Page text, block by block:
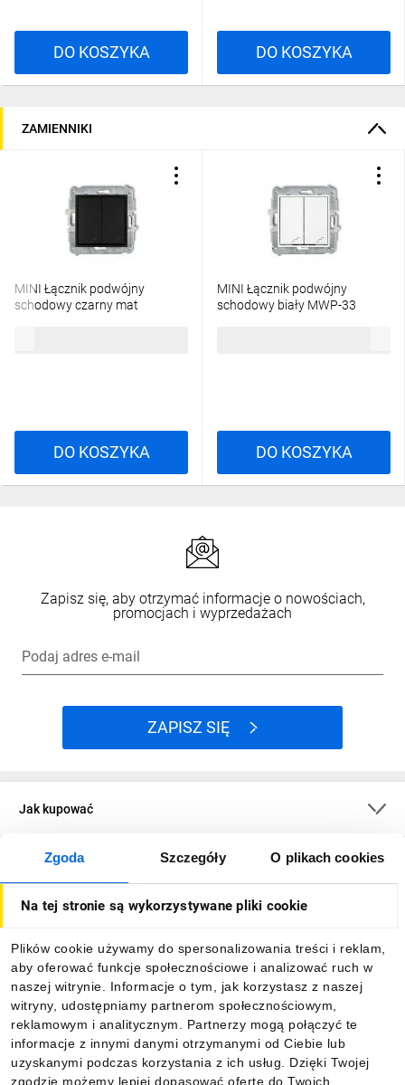
Zgoda Szczegóły O plikach cookies
Na tej stronie są wykorzystywane pliki cookie
Plików cookie używamy do spersonalizowania treści i reklam,
aby oferować funkcje społecznościowe i analizować ruch w
naszej witrynie. Informacje o tym, jak korzystasz z naszej
witryny, udostępniamy partnerom społecznościowym,
reklamowym i analitycznym. Partnerzy mogą połączyć te
informacje z innymi danymi otrzymanymi od Ciebie lub
uzyskanymi podczas korzystania z ich usług. Dzięki Twojej
zgodzie możemy lepiej dopasować ofertę do Twoich
DO KOSZYKA DO KOSZYKA
ZAMIENNIKI
MINI Łącznik podwójny
schodowy czarny mat
DO KOSZYKA
MINI Łącznik podwójny
schodowy biały MWP-33
DO KOSZYKA
Zapisz się, aby otrzymać informacje o nowościach,
promocjach i wyprzedażach
Podaj adres e-mail
ZAPISZ SIĘ
Jak kupować
O firmie
Informacje
Pobierz naszą aplikację mobilną: